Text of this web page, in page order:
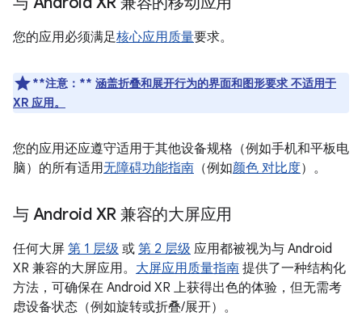
您的应用必须满足核心应用质量要求。
**注意：** 涵盖折叠和展开行为的界面和图形要求 不适用于
XR 应用。
您的应用还应遵守适用于其他设备规格（例如手机和平板电
脑）的所有适用无障碍功能指南 （例如颜色 对比度）。
与 Android XR 兼容的大屏应用
任何大屏 第 1 层级 或 第 2 层级 应用都被视为与 Android
XR 兼容的大屏应用。 大屏应用质量指南 提供了一种结构化
方法，可确保在 Android XR 上获得出色的体验，但无需考
虑设备状态（例如旋转或折叠/展开）。